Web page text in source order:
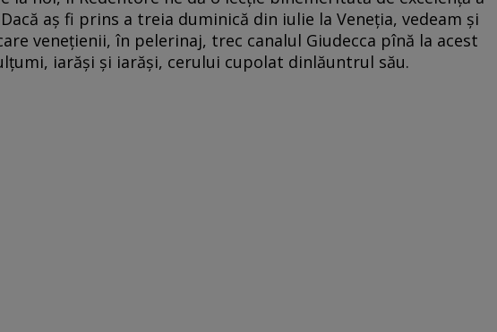
aş fi prins a treia duminică din iulie la Veneţia, vedeam şi
veneţienii, în pelerinaj, trec canalul Giudecca pînă la acest
iarăşi şi iarăşi, cerului cupolat dinlăuntrul său.